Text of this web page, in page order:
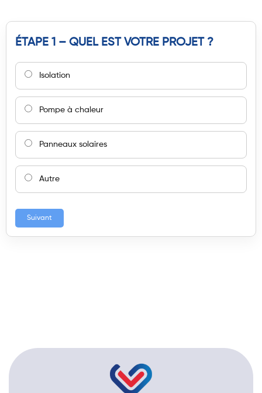
ÉTAPE 1 – QUEL EST VOTRE PROJET ?
Isolation
Pompe à chaleur
Panneaux solaires
Autre
Suivant